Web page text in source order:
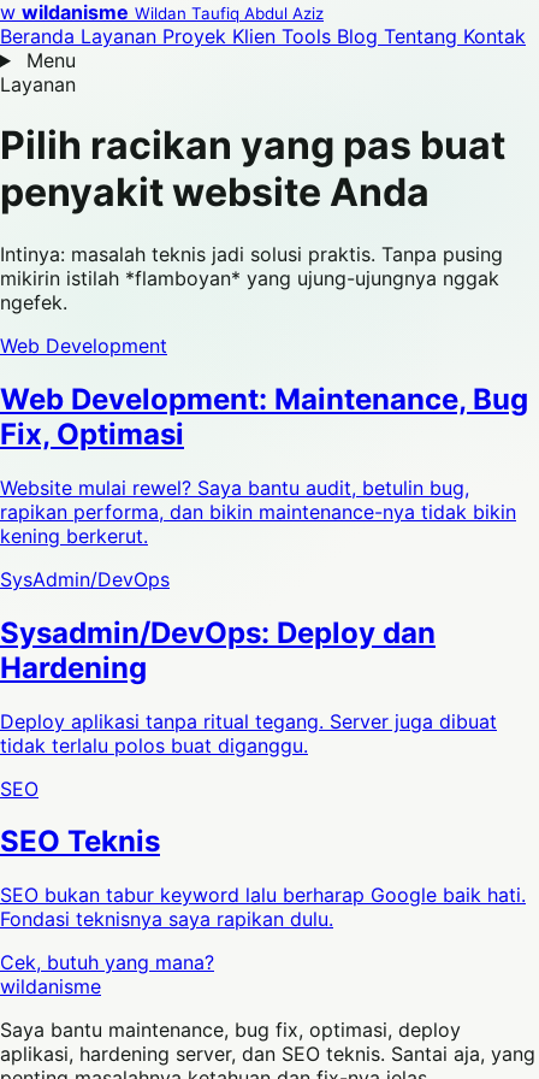
w wildanisme Wildan Taufiq Abdul Aziz
Beranda Layanan Proyek Klien Tools Blog Tentang Kontak
Menu
Layanan
Pilih racikan yang pas buat
penyakit website Anda
Intinya: masalah teknis jadi solusi praktis. Tanpa pusing
mikirin istilah *flamboyan* yang ujung-ujungnya nggak
ngefek.
Web Development
Web Development: Maintenance, Bug
Fix, Optimasi
Website mulai rewel? Saya bantu audit, betulin bug,
rapikan performa, dan bikin maintenance-nya tidak bikin
kening berkerut.
SysAdmin/DevOps
Sysadmin/DevOps: Deploy dan
Hardening
Deploy aplikasi tanpa ritual tegang. Server juga dibuat
tidak terlalu polos buat diganggu.
SEO
SEO Teknis
SEO bukan tabur keyword lalu berharap Google baik hati.
Fondasi teknisnya saya rapikan dulu.
Cek, butuh yang mana?
wildanisme
Saya bantu maintenance, bug fix, optimasi, deploy
aplikasi, hardening server, dan SEO teknis. Santai aja, yang